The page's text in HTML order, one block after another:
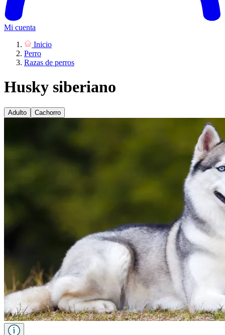
Mi cuenta
Inicio
Perro
Razas de perros
Husky siberiano
Adulto Cachorro